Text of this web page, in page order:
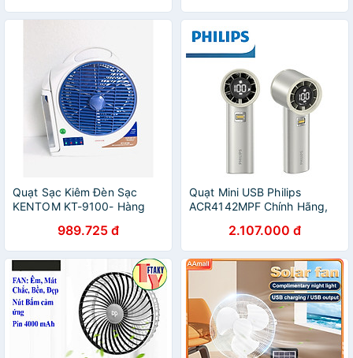
Quạt Sạc Kiêm Đèn Sạc
KENTOM KT-9100- Hàng
989.725 đ
Quạt Mini USB Philips
ACR4142MPF Chính Hãng,
Cực Mạnh. HÀNG CHÍNH
HÃNG
2.107.000 đ